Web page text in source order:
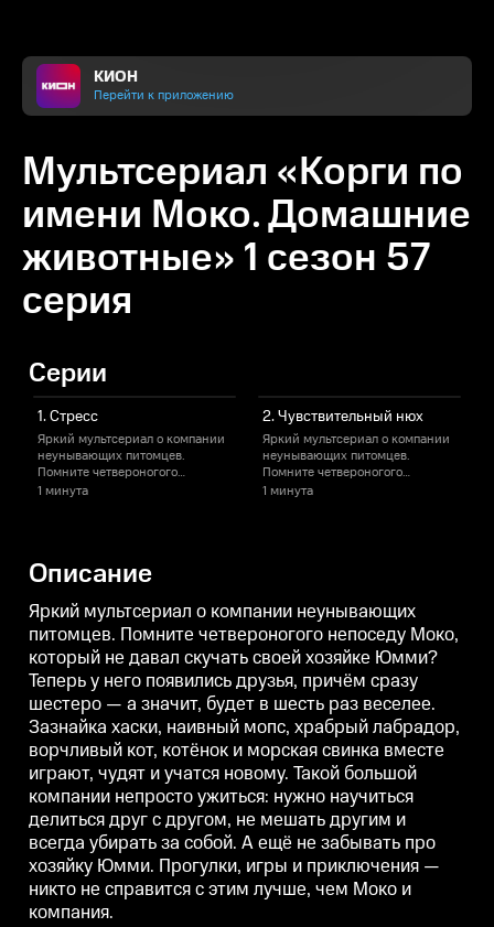
КИОН
Перейти к приложению
Мультсериал «Корги по
имени Моко. Домашние
животные» 1 сезон 57
серия
Серии
1. Стресс
Яркий мультсериал о компании
неунывающих питомцев.
Помните четвероногого
непоседу Моко, который не
веселее. Зазнайка хаски,
наивный мопс, храбрый
лабрадор, ворчливый кот,
котёнок и морская свинка
вместе играют, чудят и учатся
новому. Такой большой
компании непросто ужиться:
нужно научиться делиться друг
с другом, не мешать другим и
всегда убирать за собой. А ещё
не забывать про хозяйку Юмми.
Прогулки, игры и приключения
— никто не справится с этим
лучше, чем Моко и компания.
1 минута
2. Чувствительный нюх
Яркий мультсериал о компании
неунывающих питомцев.
Помните четвероногого
непоседу Моко, который не
лабрадор, ворчливый кот,
котёнок и морская свинка
вместе играют, чудят и учатся
новому. Такой большой
компании непросто ужиться:
нужно научиться делиться друг
с другом, не мешать другим и
всегда убирать за собой. А ещё
не забывать про хозяйку Юмми.
Прогулки, игры и приключения
— никто не справится с этим
лучше, чем Моко и компания.
1 минута
Описание
Яркий мультсериал о компании неунывающих
питомцев. Помните четвероногого непоседу Моко,
который не давал скучать своей хозяйке Юмми?
Теперь у него появились друзья, причём сразу
шестеро — а значит, будет в шесть раз веселее.
Зазнайка хаски, наивный мопс, храбрый лабрадор,
ворчливый кот, котёнок и морская свинка вместе
играют, чудят и учатся новому. Такой большой
компании непросто ужиться: нужно научиться
делиться друг с другом, не мешать другим и
всегда убирать за собой. А ещё не забывать про
хозяйку Юмми. Прогулки, игры и приключения —
никто не справится с этим лучше, чем Моко и
компания.